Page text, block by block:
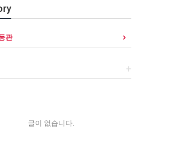
관
+
글이 없습니다.